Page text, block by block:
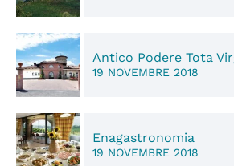
Antico Podere Tota
19 NOVEMBRE 2018
Enagastronomia
19 NOVEMBRE 2018